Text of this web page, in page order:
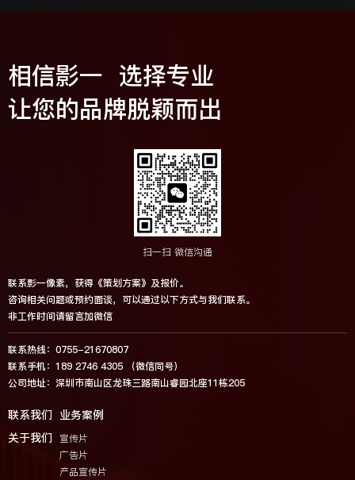
相信影一 选择专业
让您的品牌脱颖而出
扫一扫 微信沟通
联系影一像素，获得《策划方案》及报价。
咨询相关问题或预约面谈，可以通过以下方式与我们联系。
非工作时间请留言加微信
联系热线：0755-21670807
联系手机：189 2746 4305 （微信同号）
公司地址：深圳市南山区龙珠三路南山睿园北座11栋205
联系我们
关于我们
业务案例
宣传片
广告片
产品宣传片